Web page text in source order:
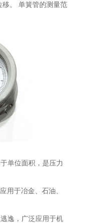
。 单簧管的测量范
单位面积，是压力
用于冶金、石油、
逸，广泛应用于机